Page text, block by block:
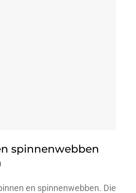
spinnenwebben
en spinnenwebben. Die